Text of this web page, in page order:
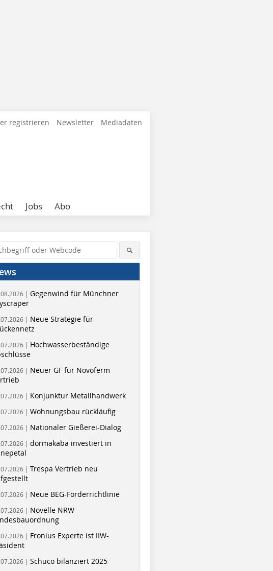
registrieren Newsletter Mediadaten
Jobs Abo
| Gegenwind für Münchner
| Neue Strategie für
| Hochwasserbeständige
| Neuer GF für Novoferm
| Konjunktur Metallhandwerk
| Wohnungsbau rückläufig
| Nationaler Gießerei-Dialog
| dormakaba investiert in
| Trespa Vertrieb neu
| Neue BEG-Förderrichtlinie
| Novelle NRW-
| Fronius Experte ist IIW-
| Schüco bilanziert 2025